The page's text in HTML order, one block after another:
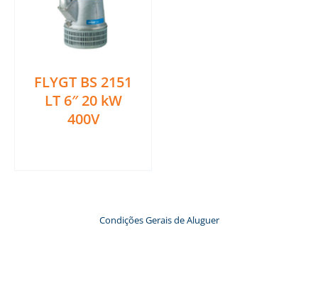
FLYGT BS 2151
LT 6″ 20 kW
400V
Condições Gerais de Aluguer